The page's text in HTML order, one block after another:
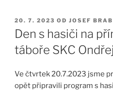
PUBLIKOVÁNO
20. 7. 2023 OD JOSEF
Den s hasiči na
táboře SKC
Ve čtvrtek 20.7.2023 jsme
opět připravili program s